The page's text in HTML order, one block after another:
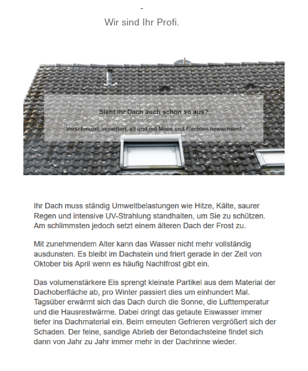
-
Wir sind Ihr Profi.